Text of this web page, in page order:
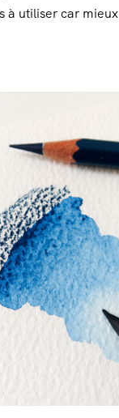
à utiliser car mieux